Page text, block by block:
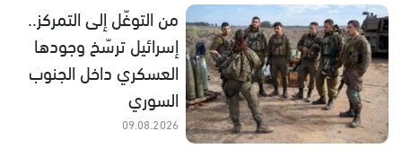
من التوغّل إلى التمركز..
إسرائيل ترسّخ وجودها
العسكري داخل الجنوب
السوري
09.08.2026